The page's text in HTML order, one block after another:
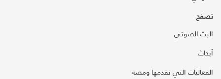
تصفح
البث الصوتي
أبحاث
الفعاليات التي تقدمها ومضة